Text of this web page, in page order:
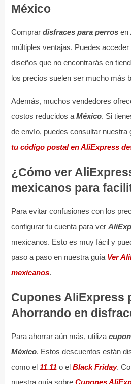
México
Comprar disfraces para perrosen
múltiples ventajas. Puedes
diseños que no encontrarás en
los precios suelen ser mucho más
Además, muchos vendedores
costos reducidos a México. Si
de envío, puedes consultar nuestra
tu código postal en AliExpress
¿Cómo ver
mexicanos para
Para evitar confusiones con los
configurar tu cuenta para ver
mexicanos. Esto es muy fácil y
paso a paso en nuestra guía Ver
mexicanos.
Cupones AliExpress
Ahorrando en
Para ahorrar aún más, utiliza
México. Estos descuentos están
como el 11.11o el Black Friday.